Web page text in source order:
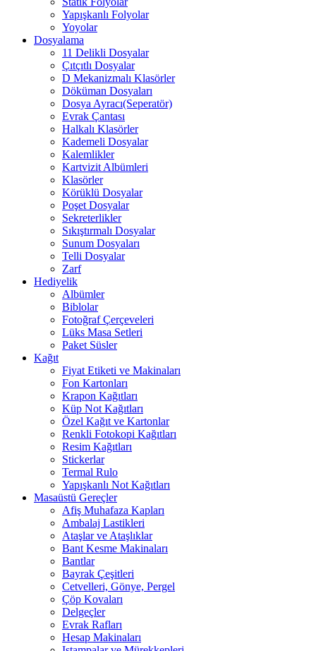
Yapışkanlı Folyolar
Yoyolar
Dosyalama
11 Delikli Dosyalar
Çıtçıtlı Dosyalar
D Mekanizmalı Klasörler
Döküman Dosyaları
Dosya Ayracı(Seperatör)
Evrak Çantası
Halkalı Klasörler
Kademeli Dosyalar
Kalemlikler
Kartvizit Albümleri
Klasörler
Körüklü Dosyalar
Poşet Dosyalar
Sekreterlikler
Sıkıştırmalı Dosyalar
Sunum Dosyaları
Telli Dosyalar
Zarf
Hediyelik
Albümler
Biblolar
Fotoğraf Çerçeveleri
Lüks Masa Setleri
Paket Süsler
Kağıt
Fiyat Etiketi ve Makinaları
Fon Kartonları
Krapon Kağıtları
Küp Not Kağıtları
Özel Kağıt ve Kartonlar
Renkli Fotokopi Kağıtları
Resim Kağıtları
Stickerlar
Termal Rulo
Yapışkanlı Not Kağıtları
Masaüstü Gereçler
Afiş Muhafaza Kapları
Ambalaj Lastikleri
Ataşlar ve Ataşlıklar
Bant Kesme Makinaları
Bantlar
Bayrak Çeşitleri
Cetvelleri, Gönye, Pergel
Çöp Kovaları
Delgeçler
Evrak Rafları
Hesap Makinaları